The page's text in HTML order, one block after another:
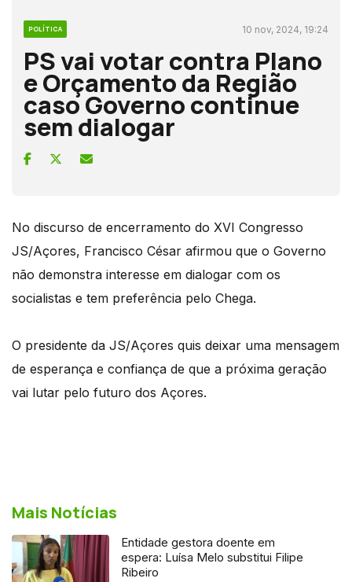
POLÍTICA 10 nov, 2024, 19:24
PS vai votar contra Plano
e Orçamento da Região
caso Governo continue
sem dialogar
No discurso de encerramento do XVI Congresso
JS/Açores, Francisco César afirmou que o Governo
não demonstra interesse em dialogar com os
socialistas e tem preferência pelo Chega.
O presidente da JS/Açores quis deixar uma mensagem
de esperança e confiança de que a próxima geração
vai lutar pelo futuro dos Açores.
Mais Notícias
Entidade gestora doente em
espera: Luísa Melo substitui Filipe
Ribeiro